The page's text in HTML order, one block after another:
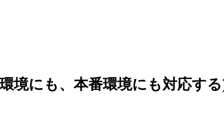
境にも、本番環境にも対応す